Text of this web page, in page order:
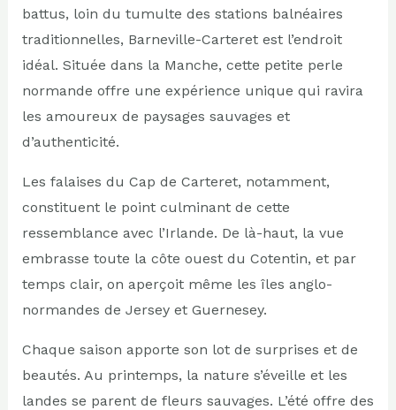
battus, loin du tumulte des stations balnéaires
traditionnelles, Barneville-Carteret est l’endroit
idéal. Située dans la Manche, cette petite perle
normande offre une expérience unique qui ravira
les amoureux de paysages sauvages et
d’authenticité.
Les falaises du Cap de Carteret, notamment,
constituent le point culminant de cette
ressemblance avec l’Irlande. De là-haut, la vue
embrasse toute la côte ouest du Cotentin, et par
temps clair, on aperçoit même les îles anglo-
normandes de Jersey et Guernesey.
Chaque saison apporte son lot de surprises et de
beautés. Au printemps, la nature s’éveille et les
landes se parent de fleurs sauvages. L’été offre des